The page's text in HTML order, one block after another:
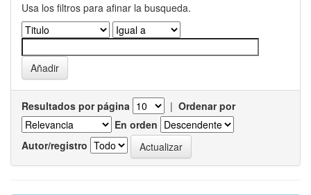
Usa los filtros para afinar la busqueda.
Resultados por página | Ordenar por
En orden
Autor/registro